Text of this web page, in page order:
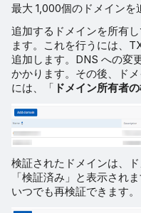
最大 1,000個のドメインを
追加するドメインを所有
ます。これを行うには、
追加します。DNS への変
かかります。その後、ド
には、「 ドメイン所有者
検証されたドメインは、
「検証済み」と表示され
いつでも再検証できます。